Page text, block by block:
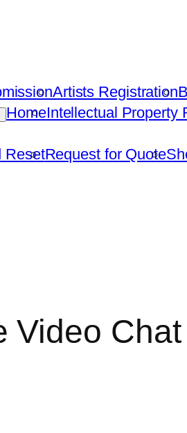
Artists Registration
HomeIntellectual Property
ResetRequest for Quote
Video